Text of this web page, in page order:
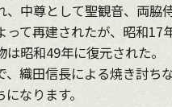
、中尊として聖観音、両
って再建されたが、昭和
昭和49年に復元された。
織田信長による焼き討ち
なります。